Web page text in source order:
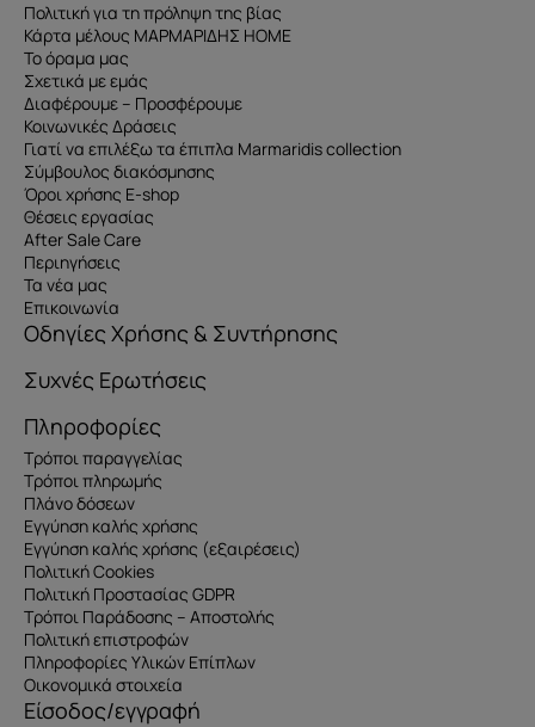
Πολιτική για τη πρόληψη της βίας
Κάρτα μέλους ΜΑΡΜΑΡΙΔΗΣ HOME
Το όραμα μας
Σχετικά με εμάς
Διαφέρουμε – Προσφέρουμε
Κοινωνικές Δράσεις
Γιατί να επιλέξω τα έπιπλα Marmaridis collection
Σύμβουλος διακόσμησης
Όροι χρήσης E-shop
Θέσεις εργασίας
After Sale Care
Περιηγήσεις
Τα νέα μας
Επικοινωνία
Οδηγίες Χρήσης & Συντήρησης
Συχνές Ερωτήσεις
Πληροφορίες
Τρόποι παραγγελίας
Τρόποι πληρωμής
Πλάνο δόσεων
Εγγύηση καλής χρήσης
Εγγύηση καλής χρήσης (εξαιρέσεις)
Πολιτική Cookies
Πολιτική Προστασίας GDPR
Τρόποι Παράδοσης – Αποστολής
Πολιτική επιστροφών
Πληροφορίες Υλικών Επίπλων
Οικονομικά στοιχεία
Είσοδος/εγγραφή